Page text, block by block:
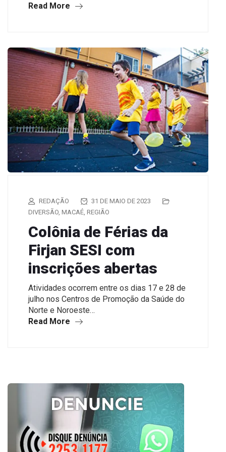
Read More
REDAÇÃO
31 DE MAIO DE 2023
DIVERSÃO MACAÉ REGIÃO
Colônia de Férias da
Firjan SESI com
inscrições abertas
Atividades ocorrem entre os dias 17 e 28 de
julho nos Centros de Promoção da Saúde do
Norte e Noroeste…
Read More